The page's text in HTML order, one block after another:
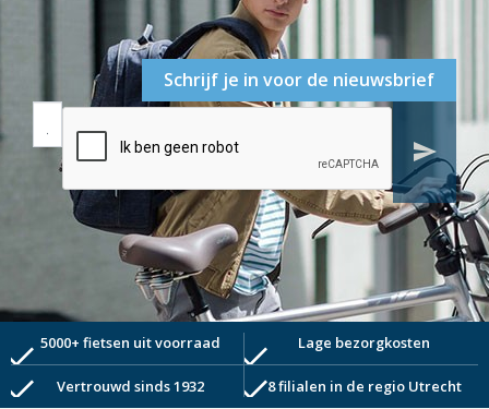
Schrijf je in voor de nieuwsbrief
send
check5000+ fietsen uit voorraad check Lage bezorgkosten
check Vertrouwd sinds 1932 check8 filialen in de regio Utrecht